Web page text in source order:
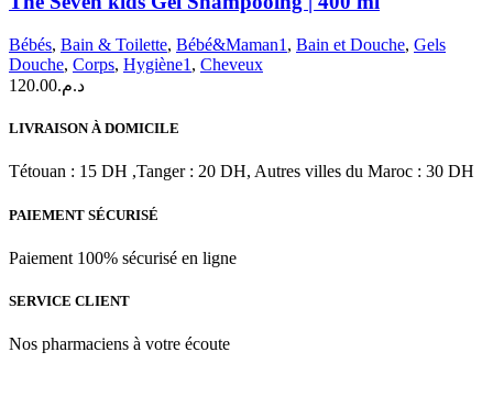
Bébés, Bain & Toilette, Bébé&Maman1 , Bain et Douche, Gels
Douche, Corps, Hygiène1 , Cheveux
د.م.120.00
LIVRAISON À DOMICILE
Tétouan : 15 DH ,Tanger : 20 DH, Autres villes du Maroc : 30 DH
PAIEMENT SÉCURISÉ
Paiement 100% sécurisé en ligne
SERVICE CLIENT
Nos pharmaciens à votre écoute